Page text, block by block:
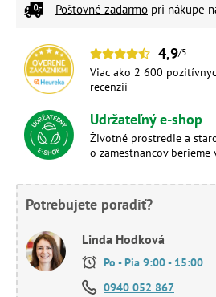
Poštovné zadarmo pri nákupe
4,9/5
Viac ako 2 600
recenzií
Udržateľný e-shop
Životné prostredie a
o zamestnancov berieme
Potrebujete poradiť?
Linda Hodková
Po - Pia 9:00 - 15:00
0940 052 867